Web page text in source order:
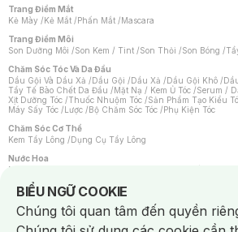
Trang Điểm Mắt
Kẻ Mày /Kẻ Mắt /Phấn Mắt /Mascara
Trang Điểm Môi
Son Dưỡng Môi /Son Kem / Tint /Son Thỏi /Son Bóng /
Chăm Sóc Tóc Và Da Đầu
Dầu Gội Và Dầu Xả /Dầu Gội /Dầu Xả /Dầu Gội Khô /
Tẩy Tế Bào Chết Da Đầu /Mặt Nạ / Kem Ủ Tóc /Serum /
Xịt Dưỡng Tóc /Thuốc Nhuộm Tóc /Sản Phẩm Tạo Kiểu
Máy Sấy Tóc /Lược /Bộ Chăm Sóc Tóc /Phụ Kiện Tóc
Chăm Sóc Cơ Thể
Kem Tẩy Lông /Dụng Cụ Tẩy Lông
Nước Hoa
Nước Hoa Nữ
Chăm Sóc Cá Nhân
Chống Muỗi /Khẩu Trang /Máy Massage/Mặt Nạ Xông
Sản Phẩm Chăm Sóc Khác /Bàn Chải Đánh Răng /Bàn
Hỗ Trợ Trắng Răng/Kem Đánh Răng /Máy Tăm Nước/
BIỂU NGỮ COOKIE
Notice about cookies usage
Chúng tôi quan tâm đến quyền